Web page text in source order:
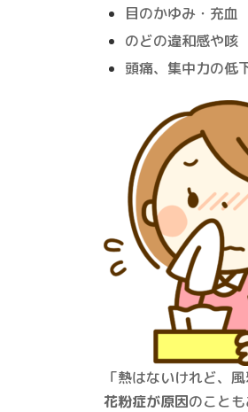
目のかゆみ・充血
のどの違和感や咳
頭痛、集中力の低
「熱はないけれど、
花粉症が原因のことも